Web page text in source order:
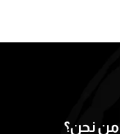
من نحن؟